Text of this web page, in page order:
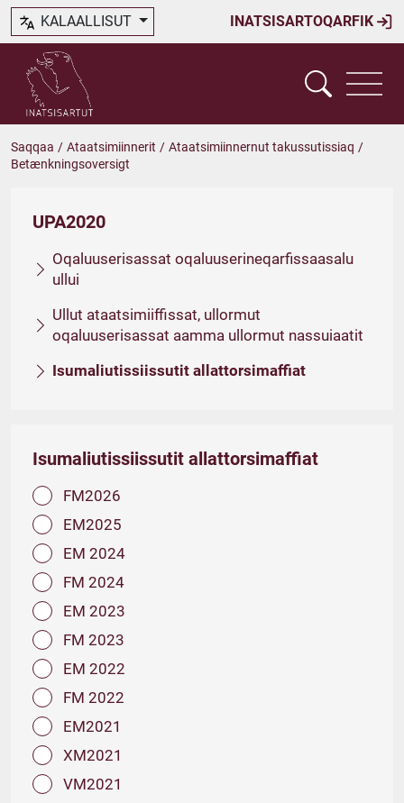
INATSISARTOQARFIK
KALAALLISUT
Saqqaa / Ataatsimiinnerit / Ataatsimiinnernut takussutissiaq /
Betænkningsoversigt
UPA2020
Oqaluuserisassat oqaluuserineqarfissaasalu
ullui
Ullut ataatsimiiffissat, ullormut
oqaluuserisassat aamma ullormut nassuiaatit
Isumaliutissiissutit allattorsimaffiat
Isumaliutissiissutit allattorsimaffiat
FM2026
EM2025
EM 2024
FM 2024
EM 2023
FM 2023
EM 2022
FM 2022
EM2021
XM2021
VM2021